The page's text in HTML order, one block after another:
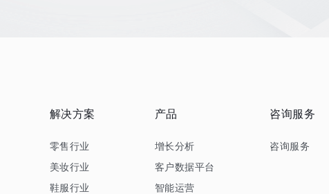
解决方案
零售行业
美妆行业
鞋服行业
产品
增长分析
客户数据平台
智能运营
咨询服务
咨询服务